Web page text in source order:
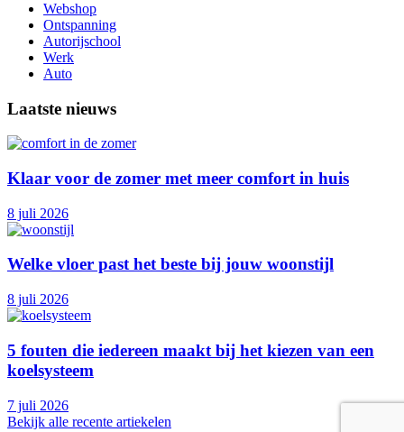
Webshop
Ontspanning
Autorijschool
Werk
Auto
Laatste nieuws
Klaar voor de zomer met meer comfort in huis
8 juli 2026
Welke vloer past het beste bij jouw woonstijl
8 juli 2026
5 fouten die iedereen maakt bij het kiezen van een
koelsysteem
7 juli 2026
Bekijk alle recente artiekelen